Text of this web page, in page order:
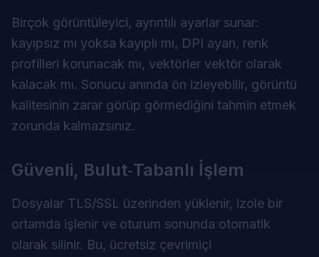
Birçok görüntüleyici, ayrıntılı ayarlar sunar:
kayıpsız mı yoksa kayıplı mı, DPI ayarı, renk
profilleri korunacak mı, vektörler vektör olarak
kalacak mı. Sonucu anında ön izleyebilir, görüntü
kalitesinin zarar görüp görmediğini tahmin etmek
zorunda kalmazsınız.
Güvenli, Bulut‑Tabanlı İşlem
Dosyalar TLS/SSL üzerinden yüklenir, izole bir
ortamda işlenir ve oturum sonunda otomatik
olarak silinir. Bu, ücretsiz çevrimiçi